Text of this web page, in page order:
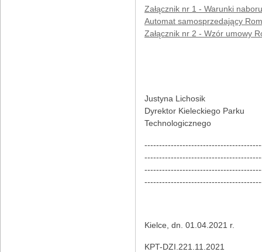
Załącznik nr 1 - Warunki
Automat samosprzedający
Załącznik nr 2 - Wzór umowy
Justyna Lichosik
Dyrektor Kieleckiego Parku
Technologicznego
Kielce, dn. 01.04.2021 r.
KPT-DZI.221.11.2021